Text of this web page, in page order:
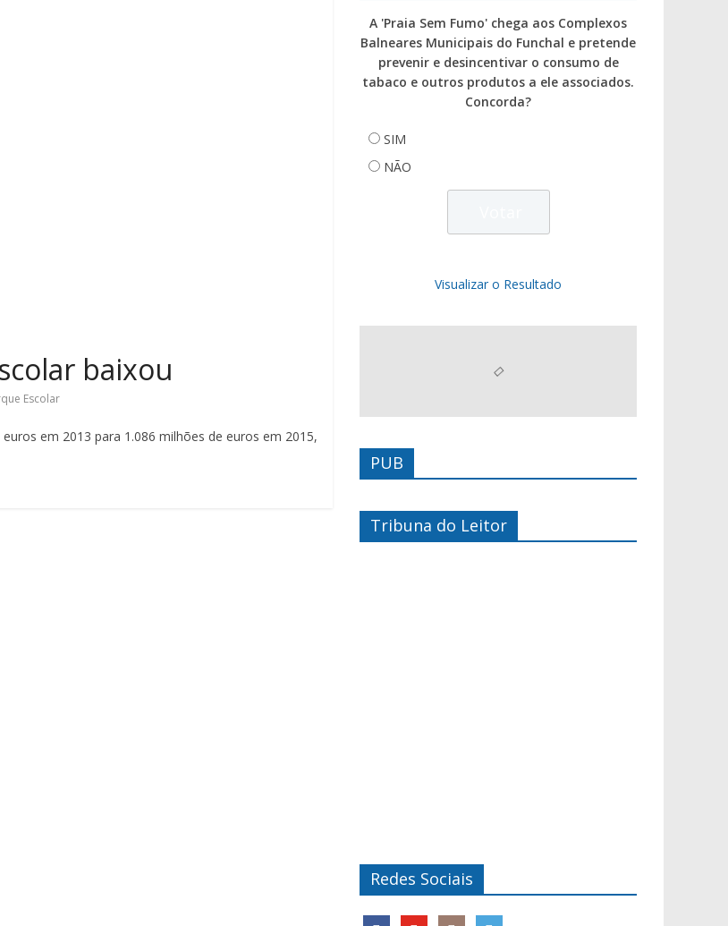
baixou
Escolar
em 2013 para 1.086 milhões de euros em 2015,
A 'Praia Sem Fumo' chega aos Complexos
Balneares Municipais do Funchal e pretende
prevenir e desincentivar o consumo de
tabaco e outros produtos a ele associados.
Concorda?
SIM
NÃO
Visualizar o Resultado
PUB
Tribuna do Leitor
Redes Sociais